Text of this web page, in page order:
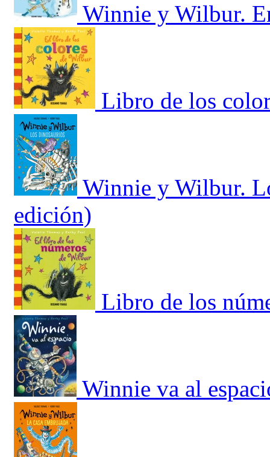
Winnie y Wilbur.
Libro de los
Winnie y Wilbur.
edición)
Libro de los
Winnie va al